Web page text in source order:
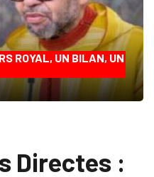
ROYAL, UN BILAN, UN
Directes :